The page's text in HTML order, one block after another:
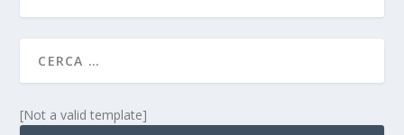
[Not a valid template]